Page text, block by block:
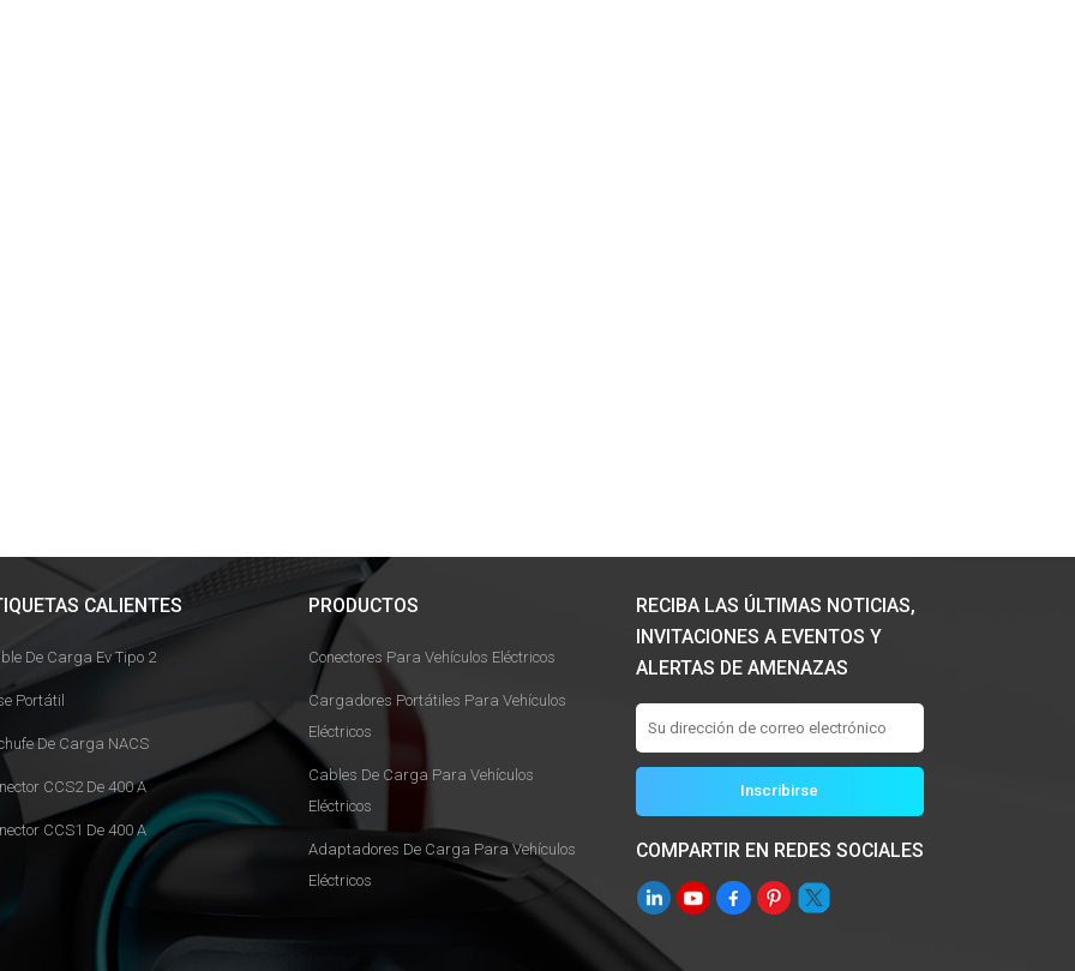
CALIENTES
De Carga Ev Tipo 2
Portátil
De Carga NACS
CCS2 De 400 A
CCS1 De 400 A
PRODUCTOS
Conectores Para Vehículos Eléctricos
Cargadores Portátiles Para Vehículos
Eléctricos
Cables De Carga Para Vehículos
Eléctricos
Adaptadores De Carga Para Vehículos
Eléctricos
RECIBA LAS ÚLTIMAS NOTICIAS,
INVITACIONES A EVENTOS Y
ALERTAS DE AMENAZAS
COMPARTIR EN REDES SOCIALES